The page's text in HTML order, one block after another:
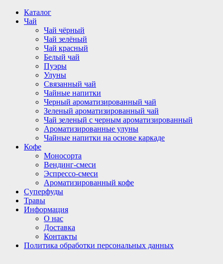
Перейти
содержимому
Каталог
Чай
Чай чёрный
Чай зелёный
Чай красный
Белый чай
Пуэры
Улуны
Связанный чай
Чайные напитки
Черный ароматизированный чай
Зеленый ароматизированный чай
Чай зеленый с черным ароматизированный
Ароматизированные улуны
Чайные напитки на основе каркаде
Кофе
Моносорта
Вендинг-смеси
Эспрессо-смеси
Ароматизированный кофе
Суперфуды
Травы
Информация
О нас
Доставка
Контакты
Политика обработки персональных данных